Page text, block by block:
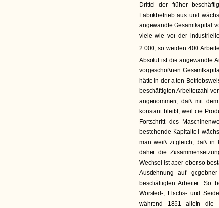
Drittel der früher
Fabrikbetrieb aus und
angewandte Gesamtkapital
viele wie vor der
2.000, so werden 400
Absolut ist die angewandte
vorgeschoßnen
hätte in der alten
beschäftigten Arbeiterzahl
angenommen, daß mit
konstant bleibt, weil die
Fortschritt des
bestehende Kapitalteil
man weiß zugleich, daß in
daher die
Wechsel ist aber ebenso
Ausdehnung auf
beschäftigten Arbeiter. So
Worsted-, Flachs- und
während 1861 allein die